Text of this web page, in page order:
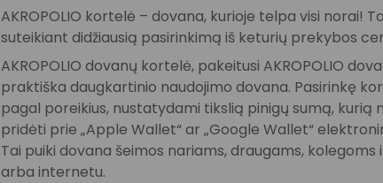
AKROPOLIO kortelė – dovana, kurioje telpa visi norai!
suteikiant didžiausią pasirinkimą iš keturių prekybos
AKROPOLIO dovanų kortelė, pakeitusi AKROPOLIO
praktiška daugkartinio naudojimo dovana. Pasirinkę
pagal poreikius, nustatydami tikslią pinigų sumą,
pridėti prie „Apple Wallet“ ar „Google Wallet“
Tai puiki dovana šeimos nariams, draugams,
arba internetu.